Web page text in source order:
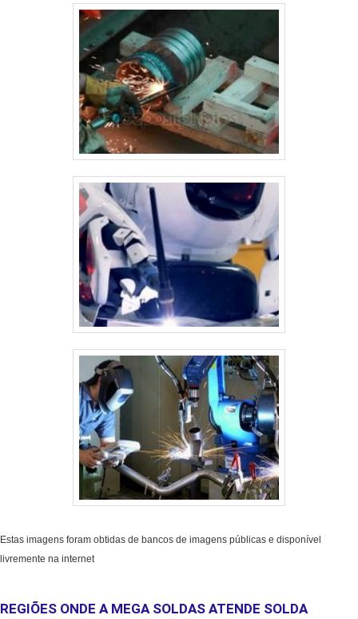
Estas imagens foram obtidas de bancos de imagens públicas e disponível
livremente na internet
REGIÕES ONDE A MEGA SOLDAS ATENDE SOLDA